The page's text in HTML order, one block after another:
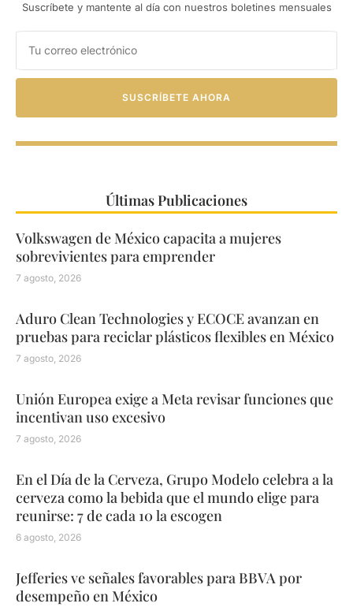
Suscríbete y mantente al día con nuestros boletines mensuales
SUSCRÍBETE AHORA
Últimas Publicaciones
Volkswagen de México capacita a mujeres
sobrevivientes para emprender
7 agosto, 2026
Aduro Clean Technologies y ECOCE avanzan en
pruebas para reciclar plásticos flexibles en México
7 agosto, 2026
Unión Europea exige a Meta revisar funciones que
incentivan uso excesivo
7 agosto, 2026
En el Día de la Cerveza, Grupo Modelo celebra a la
cerveza como la bebida que el mundo elige para
reunirse: 7 de cada 10 la escogen
6 agosto, 2026
Jefferies ve señales favorables para BBVA por
desempeño en México